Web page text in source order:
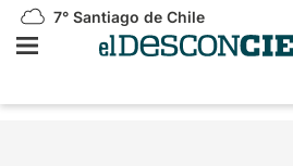
7° Santiago de Chile